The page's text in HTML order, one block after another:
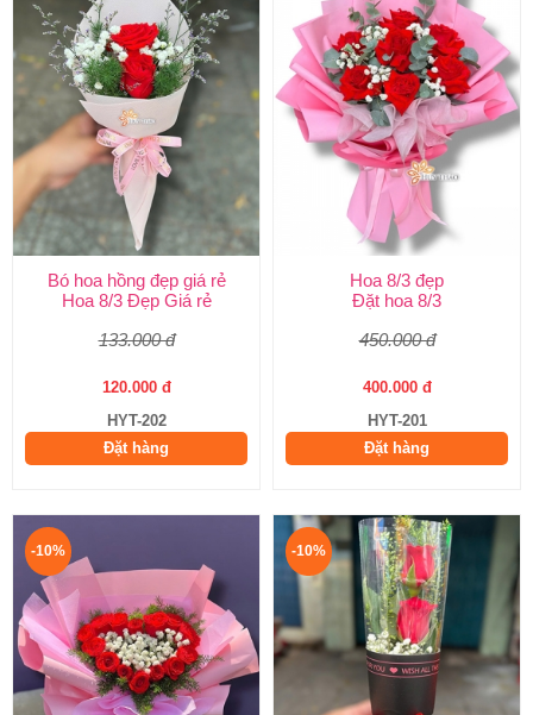
Bó hoa hồng đẹp giá rẻ
Hoa 8/3 Đẹp Giá rẻ
133.000 đ
120.000 đ
HYT-202
Đặt hàng
Hoa 8/3 đẹp
Đặt hoa 8/3
450.000 đ
400.000 đ
HYT-201
Đặt hàng
-10% -10%